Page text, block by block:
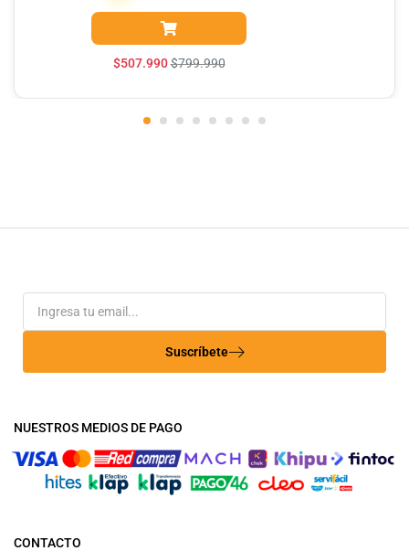
$507.990$799.990
Suscríbete
NUESTROS MEDIOS DE PAGO
CONTACTO